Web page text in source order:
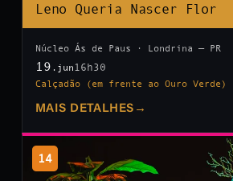
Leno Queria Nascer Flor
Núcleo Ás de Paus · Londrina — PR
19 .jun 16h30
Calçadão (em frente ao Ouro Verde)
MAIS DETALHES →
14